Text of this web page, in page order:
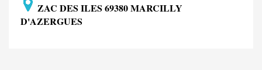
ZAC DES ILES 69380 MARCILLY
D'AZERGUES